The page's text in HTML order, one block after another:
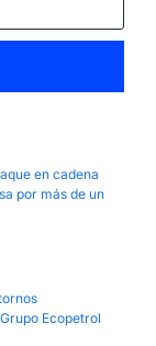
en cadena
por más de un
Ecopetrol